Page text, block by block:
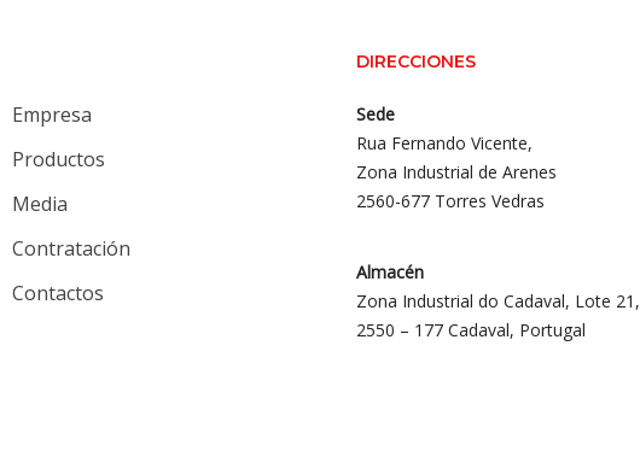
Empresa
Productos
Media
Contratación
Contactos
DIRECCIONES
Sede
Rua Fernando Vicente,
Zona Industrial de Arenes
2560-677 Torres Vedras
Almacén
Zona Industrial do Cadaval, Lote 21,
2550 – 177 Cadaval, Portugal